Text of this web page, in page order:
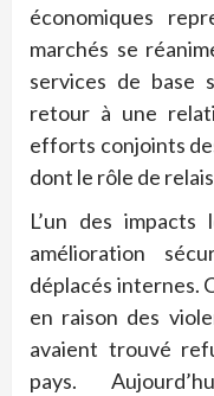
économiques
marchés se
services de base
retour à une
efforts conjoints
dont le rôle de
L’un des
amélioration
déplacés internes.
en raison des
avaient trouvé
pays.